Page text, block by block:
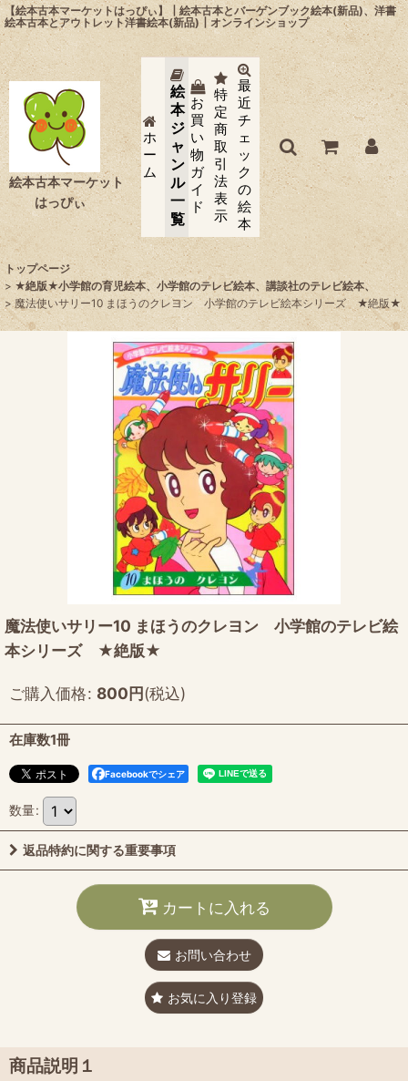
【絵本古本マーケットはっぴぃ】┃絵本古本とバーゲンブック絵本(新品)、洋書
絵本古本とアウトレット洋書絵本(新品)┃オンラインショップ
絵本古本マーケット
はっぴぃ
ホ
ー
ム
絵
本
ジ
ャ
ン
ル
一
覧
お
買
い
物
ガ
イ
ド
特
定
商
取
引
法
表
示
最
近
チ
ェ
ッ
ク
の
絵
本
トップページ
> ★絶版★小学館の育児絵本、小学館のテレビ絵本、講談社のテレビ絵本、
> 魔法使いサリー10 まほうのクレヨン 小学館のテレビ絵本シリーズ ★絶版★
魔法使いサリー10 まほうのクレヨン 小学館のテレビ絵
本シリーズ ★絶版★
ご購入価格: 800円(税込)
在庫数1冊
Facebookでシェア
数量:
返品特約に関する重要事項
カートに入れる
お問い合わせ
お気に入り登録
商品説明１